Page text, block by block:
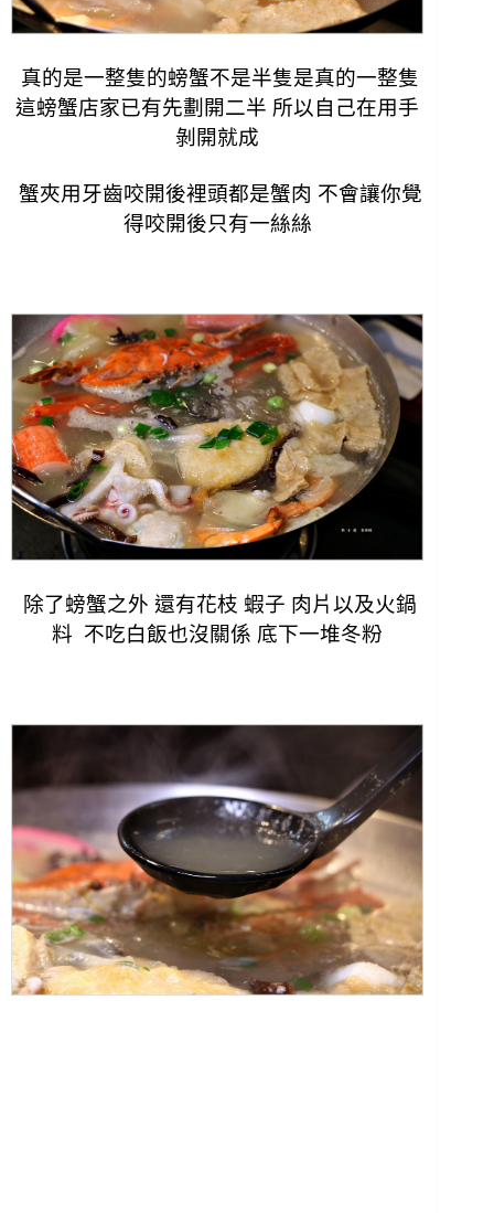
真的是一整隻的螃蟹不是半隻是真的一整隻
這螃蟹店家已有先劃開二半 所以自己在用手
剝開就成
蟹夾用牙齒咬開後裡頭都是蟹肉 不會讓你覺
得咬開後只有一絲絲
除了螃蟹之外 還有花枝 蝦子 肉片以及火鍋
料 不吃白飯也沒關係 底下一堆冬粉